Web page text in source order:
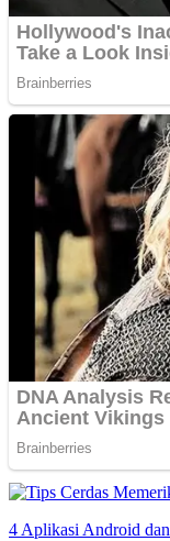
4 Aplikasi Android